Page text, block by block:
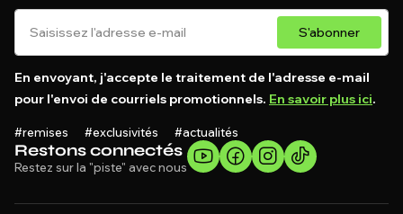
Restons connectés
Restez sur la "piste" avec nous
S'abonner
En envoyant, j'accepte le traitement de l'adresse e-mail
pour l'envoi de courriels promotionnels. En savoir plus ici.
#remises #exclusivités #actualités